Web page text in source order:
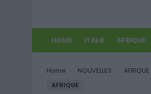
HOME ITALIE AFRIQUE
You are here:
Home NOUVELLES AFRIQUE
AFRIQUE